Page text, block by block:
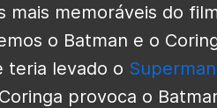
mais memoráveis ​​do
o Batman e o
teria levado o Superman
provoca o